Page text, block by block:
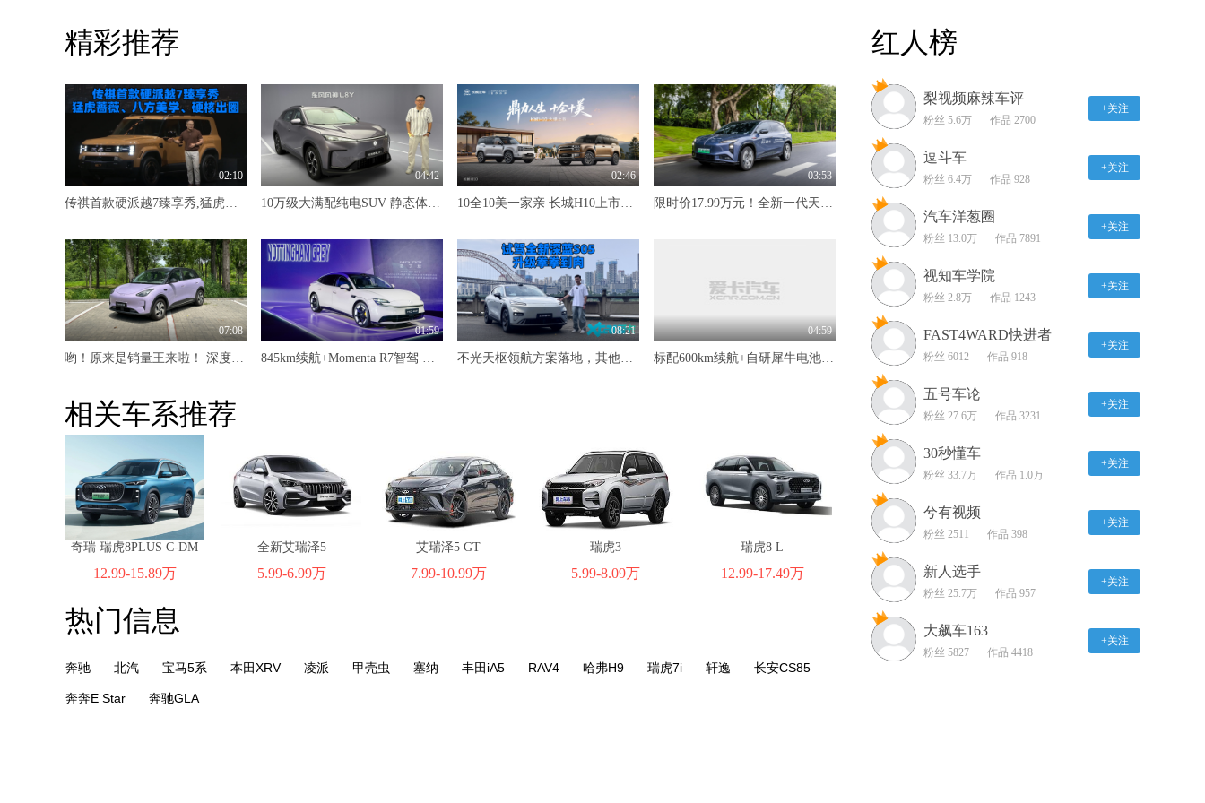
雪佛兰探界者 CarPlay系
统展示
02:06
雪佛兰探界者 安吉星系
2017款 奇瑞eQ 灯光展示
系统展示
雪佛兰探界者 车道保持
辅助展示
01:17
雪佛兰探界者 乘坐体验
02:12
奇瑞eQ1 灯光展示
精彩推荐
02:10
传祺首款硬派越7臻享秀,猛虎蔷薇、八方美学、硬核出圈
04:42
10万级大满配纯电SUV 静态体验东风风神L8Y
02:46
10全10美一家亲 长城H10上市限时20.18万元起
03:53
限时价17.99万元！全新一代天工08 670 Max重磅上市，限时六重大礼
07:08
哟！原来是销量王来啦！ 深度试驾吉利星愿
01:59
845km续航+Momenta R7智驾 MG07预售12.59万-16.59万
08:21
不光天枢领航方案落地，其他升级也是拳拳到肉 试驾全新深蓝S05
04:59
标配600km续航+自研犀牛电池 抢先体验奇瑞风云T7
相关车系推荐
奇瑞 瑞虎8PLUS C-DM
12.99-15.89万
全新艾瑞泽5
5.99-6.99万
艾瑞泽5 GT
7.99-10.99万
瑞虎3
5.99-8.09万
瑞虎8 L
12.99-17.49万
热门信息
奔驰 北汽 宝马5系 本田XRV 凌派 甲壳虫 塞纳 丰田iA5 RAV4 哈弗H9 瑞虎7i 轩逸 长安CS85
奔奔E Star 奔驰GLA
红人榜
梨视频麻辣车评
粉丝 5.6万 作品 2700
+关注
逗斗车
粉丝 6.4万 作品 928
+关注
汽车洋葱圈
粉丝 13.0万 作品 7891
+关注
视知车学院
粉丝 2.8万 作品 1243
+关注
FAST4WARD快进者
粉丝 6012 作品 918
+关注
五号车论
粉丝 27.6万 作品 3231
+关注
30秒懂车
粉丝 33.7万 作品 1.0万
+关注
兮有视频
粉丝 2511 作品 398
+关注
新人选手
粉丝 25.7万 作品 957
+关注
大飙车163
粉丝 5827 作品 4418
+关注